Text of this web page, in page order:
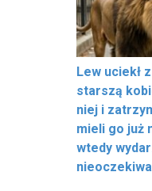
Lew uciekł
starszą
niej i
mieli go już
wtedy